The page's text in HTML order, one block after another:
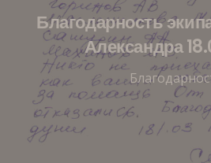
Благодарность
Александра